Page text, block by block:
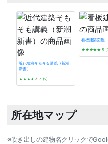
近代建築そもそも講義（新潮
新書）
★★★★☆ 4 (9)
看板建築図鑑
★★★★★ 5
所在地マップ
※吹き出しの建物名クリックで